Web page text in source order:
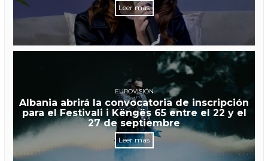
Leer más
EUROVISIÓN
Albania abrirá la convocatoria de inscripción
para el Festivali i Këngës 65 entre el 22 y el
27 de septiembre
Leer más